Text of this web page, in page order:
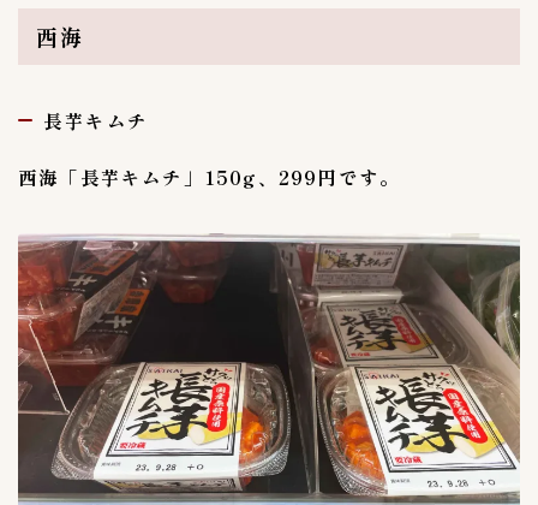
西海
長芋キムチ
西海「長芋キムチ」150g、299円です。